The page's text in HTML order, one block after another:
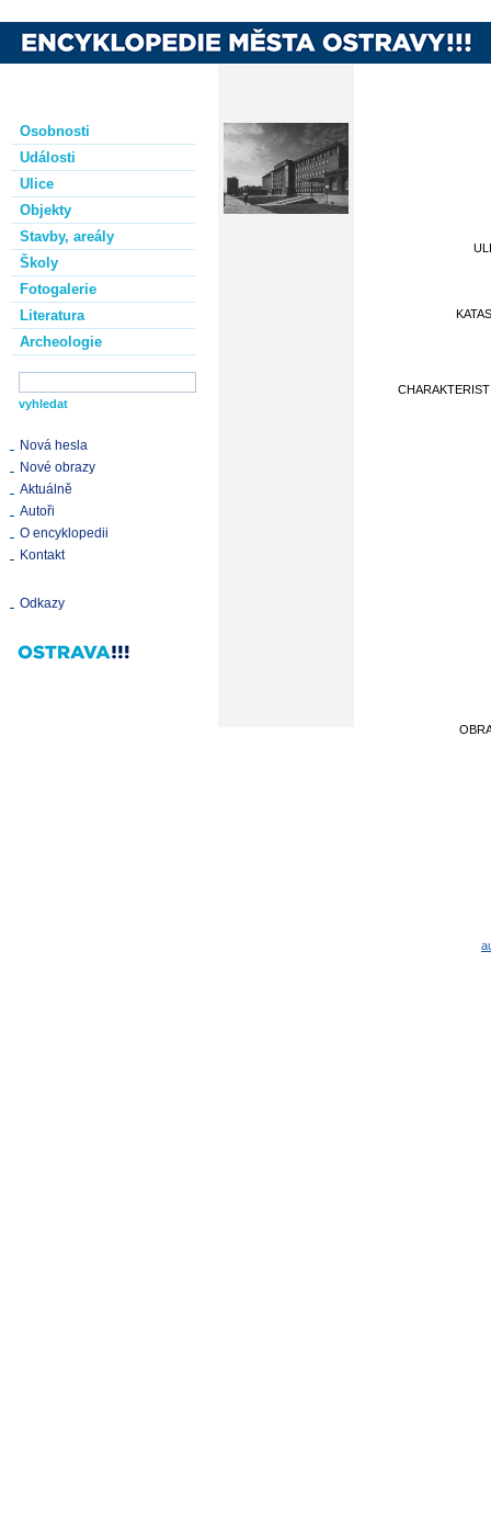
Osobnosti
Události
Ulice
Objekty
Stavby, areály
Školy
Fotogalerie
Literatura
Archeologie
Nová hesla
Nové obrazy
Aktuálně
Autoři
O encyklopedii
Kontakt
Odkazy